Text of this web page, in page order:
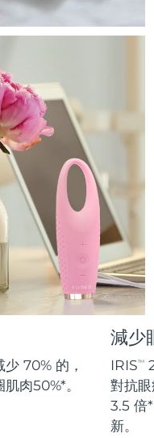
70% 的，
肉50%*。
減少
IRISTM
對抗
3.5 倍
新。
devices
Set
& 18% PAP gel
mask
serum
Therapy
Serum
Max
removal device
removal
護理
toning
serum
therapy
護理
lips
device
.
預計送達日期
預計送達日期
預計送達日期
預計送達日期8/9/26
預計送達日期 8/13/26
預計送達日期 8/9/26
預計送達日期 8/13/26
預計送達日期8/9/26
預計送達日期 8/9/26
8/10/26